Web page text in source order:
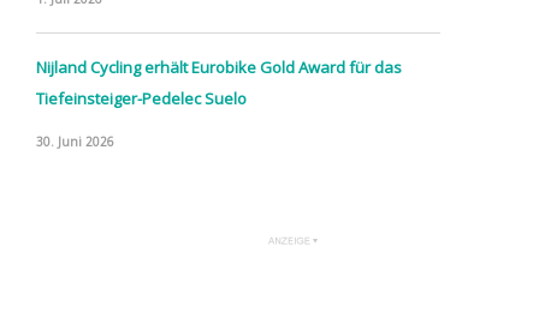
Nijland Cycling erhält Eurobike Gold Award für das
Tiefeinsteiger-Pedelec Suelo
30. Juni 2026